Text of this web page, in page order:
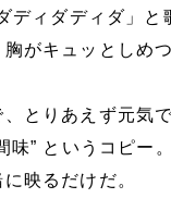
ディダディダ」と
がキュッとしめつ
とりあえず元気
味” というコピー
映るだけだ。